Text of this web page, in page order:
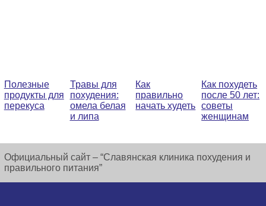
Полезные
продукты для
перекуса
Травы для
похудения:
омела белая
и липа
Как
правильно
начать худеть
Как похудеть
после 50 лет:
советы
женщинам
Официальный сайт – “Славянская клиника похудения и
правильного питания”